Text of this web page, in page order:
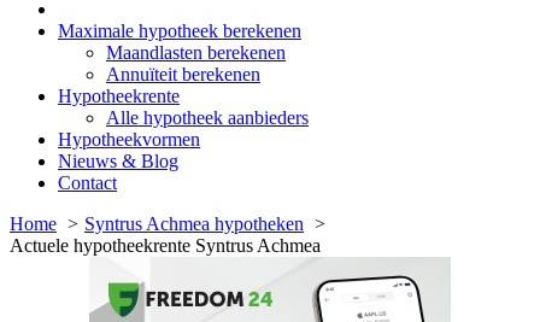
Maximale hypotheek berekenen
Maandlasten berekenen
Annuïteit berekenen
Hypotheekrente
Alle hypotheek aanbieders
Hypotheekvormen
Nieuws & Blog
Contact
Home
Syntrus Achmea hypotheken
Actuele hypotheekrente Syntrus Achmea